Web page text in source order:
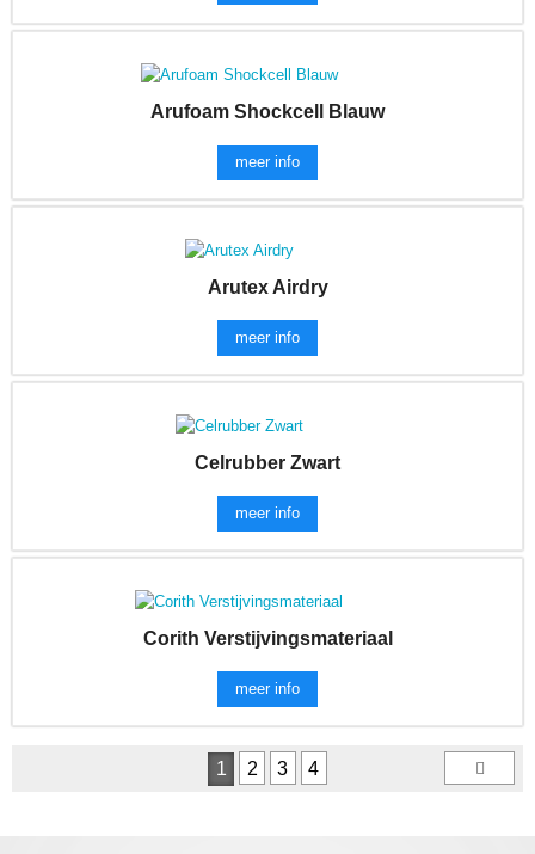
Arufoam Shockcell Blauw
meer info
Arutex Airdry
meer info
Celrubber Zwart
meer info
Corith Verstijvingsmateriaal
meer info
1 2 3 4